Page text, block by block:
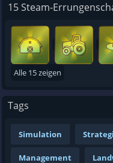
15 Steam-
Alle 15 zeigen
Tags
Simulation
Management